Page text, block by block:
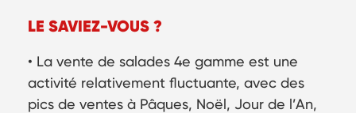
LE SAVIEZ-VOUS ?
• La vente de salades 4e gamme est une
activité relativement fluctuante, avec des
pics de ventes à Pâques, Noël, Jour de l’An,